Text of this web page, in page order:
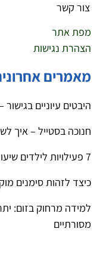
צור קשר
מפת אתר
הצהרת נגישות
מאמרים
היבטים עיוניים
חנוכה בסטייל – איך
7 פעילויות לילדים שיעודדו חשיבה יצירתית מחוץ לקופסא
כיצד לזהות סימנים
למידה מרחוק בזום:
מסורתיים